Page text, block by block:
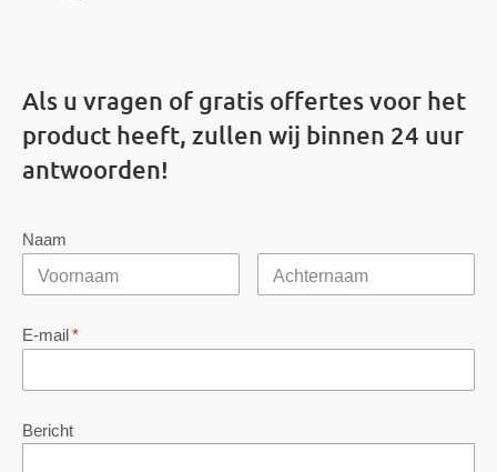
Als u vragen of gratis offertes voor het
product heeft, zullen wij binnen 24 uur
antwoorden!
Naam
E-mail*
Bericht